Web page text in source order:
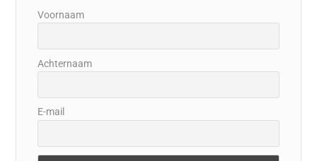
Voornaam
Achternaam
E-mail